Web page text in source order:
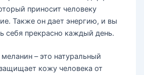
приносит человеку
Также он дает энергию, и вы
себя прекрасно каждый день.
– это натуральный
кожу человека от